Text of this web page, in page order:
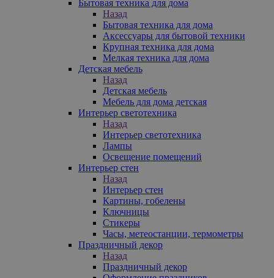
Бытовая техника для дома
Назад
Бытовая техника для дома
Аксессуары для бытовой техники
Крупная техника для дома
Мелкая техника для дома
Детская мебель
Назад
Детская мебель
Мебель для дома детская
Интерьер светотехника
Назад
Интерьер светотехника
Лампы
Освещение помещений
Интерьер стен
Назад
Интерьер стен
Картины, гобелены
Ключницы
Стикеры
Часы, метеостанции, термометры
Праздничный декор
Назад
Праздничный декор